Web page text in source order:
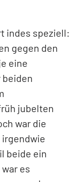
indes speziell:
gegen den
eine
jubelten
war die
irgendwie
beide ein
es